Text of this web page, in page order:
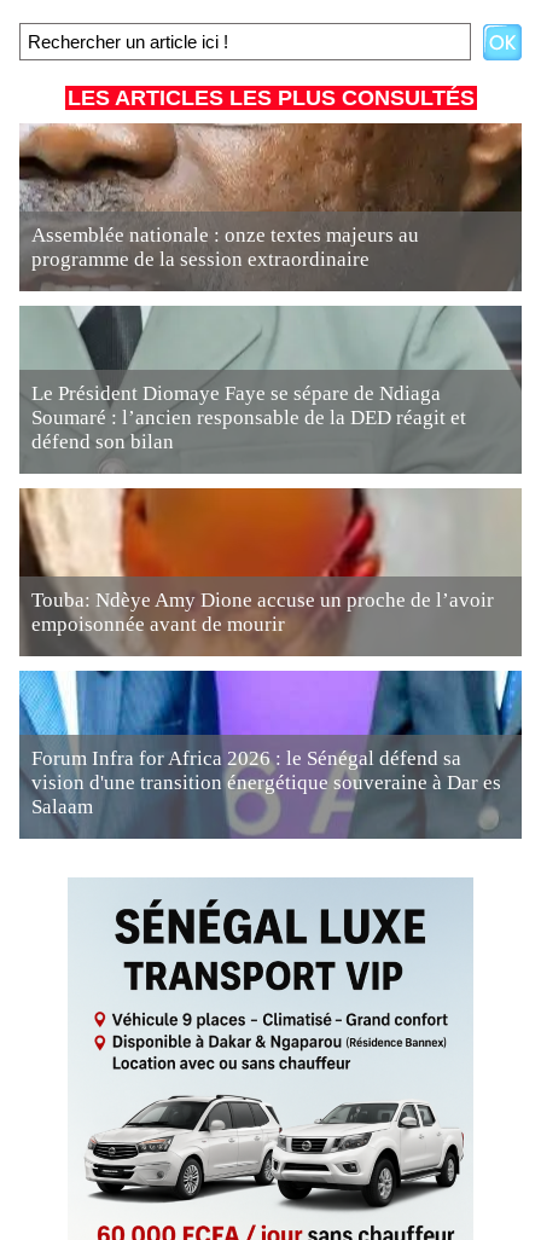
LES ARTICLES LES PLUS CONSULTÉS
Assemblée nationale : onze textes majeurs au
programme de la session extraordinaire
Le Président Diomaye Faye se sépare de Ndiaga
Soumaré : l’ancien responsable de la DED réagit et
défend son bilan
Touba: Ndèye Amy Dione accuse un proche de l’avoir
empoisonnée avant de mourir
Forum Infra for Africa 2026 : le Sénégal défend sa
vision d'une transition énergétique souveraine à Dar es
Salaam